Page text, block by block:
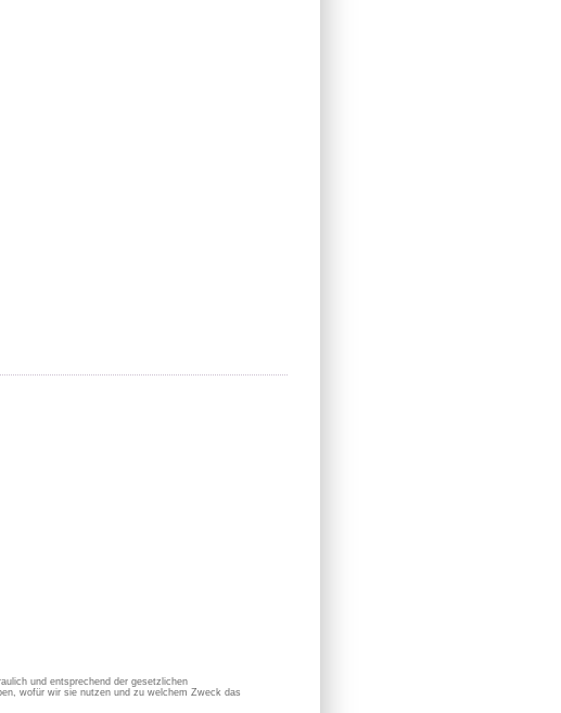
und entsprechend der gesetzlichen
wofür wir sie nutzen und zu welchem Zweck das